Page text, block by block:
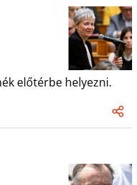
előtérbe helyezni.